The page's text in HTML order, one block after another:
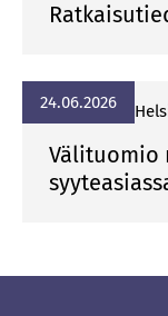
24.06.2026
Välituomio